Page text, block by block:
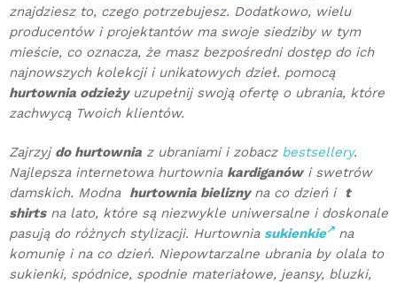
znajdziesz to, czego potrzebujesz. Dodatkowo, wielu
producentów i projektantów ma swoje siedziby w tym
mieście, co oznacza, że masz bezpośredni dostęp do ich
najnowszych kolekcji i unikatowych dzieł. pomocą
hurtownia odzieżyuzupełnij swoją ofertę o ubrania, które
zachwycą Twoich klientów.
Zajrzyj do hurtownia z ubraniami i zobacz bestsellery.
Najlepsza internetowa hurtownia kardiganówi swetrów
damskich. Modna hurtownia bieliznyna co dzień i t
shirtsna lato, które są niezwykle uniwersalne i doskonale
pasują do różnych stylizacji. Hurtownia sukienkie na
komunię i na co dzień. Niepowtarzalne ubrania by olala to
sukienki, spódnice, spodnie materiałowe, jeansy, bluzki,